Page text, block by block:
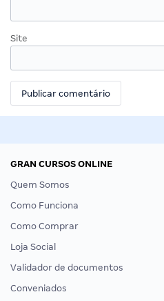
Site
GRAN CURSOS ONLINE
Quem Somos
Como Funciona
Como Comprar
Loja Social
Validador de documentos
Conveniados